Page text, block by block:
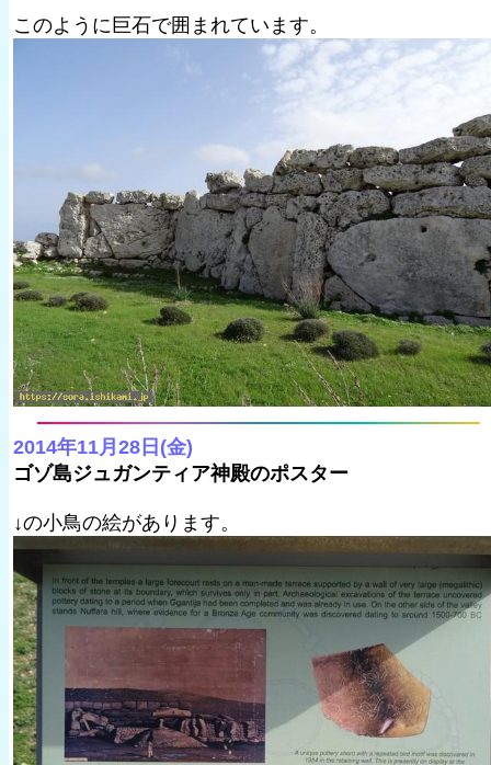
このように巨石で囲まれています。
2014年11月28日(金)
ゴゾ島ジュガンティア神殿のポスター
↓の小鳥の絵があります。